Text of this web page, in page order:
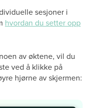
sesjoner i
hvordan du setter opp
av øktene, vil du
ved å klikke på
hjørne av skjermen: